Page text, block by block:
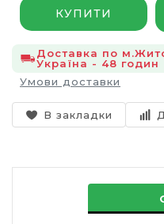
КУПИТИ
Доставка по
Україна - 48 годин
Умови доставки
В закладки